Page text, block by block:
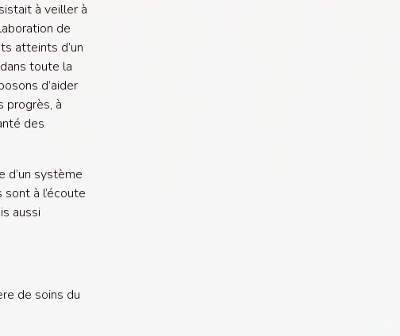
à veiller à
de
atteints d’un
toute la
d’aider
progrès, à
des
système
à l’écoute
aussi
de soins du